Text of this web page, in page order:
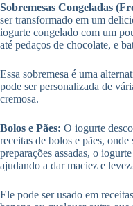
Sobremesas Congeladas
ser transformado em um
iogurte congelado com um
até pedaços de chocolate, e
Essa sobremesa é uma
pode ser personalizada de
cremosa.
Bolos e Pães: O iogurte
receitas de bolos e pães,
preparações assadas, o
ajudando a dar maciez e
Ele pode ser usado em